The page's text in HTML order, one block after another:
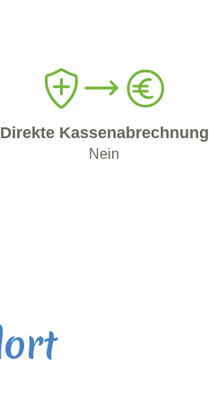
Direkte Kassenabrechnung
Nein